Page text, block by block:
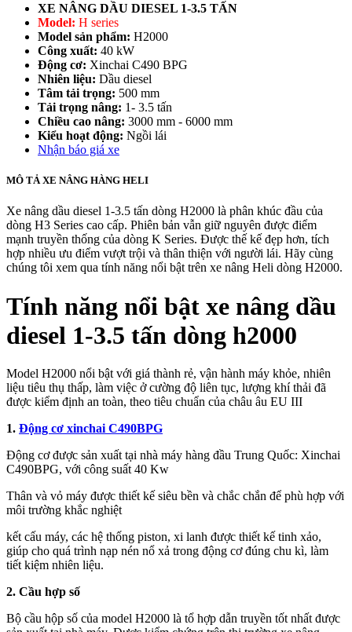
XE NÂNG DẦU DIESEL 1-3.5 TẤN
Model: H series
Model sản phẩm: H2000
Công xuất: 40 kW
Động cơ: Xinchai C490 BPG
Nhiên liệu: Dầu diesel
Tâm tải trọng: 500 mm
Tải trọng nâng: 1- 3.5 tấn
Chiều cao nâng: 3000 mm - 6000 mm
Kiểu hoạt động: Ngồi lái
Nhận báo giá xe
MÔ TẢ XE NÂNG HÀNG HELI
Xe nâng dầu diesel 1-3.5 tấn dòng H2000 là phân khúc đầu của
dòng H3 Series cao cấp. Phiên bản vẫn giữ nguyên được điểm
mạnh truyền thống của dòng K Series. Được thế kế đẹp hơn, tích
hợp nhiều ưu điểm vượt trội và thân thiện với người lái. Hãy cùng
chúng tôi xem qua tính năng nổi bật trên xe nâng Heli dòng H2000.
Tính năng nổi bật xe nâng dầu
diesel 1-3.5 tấn dòng h2000
Model H2000 nổi bật với giá thành rẻ, vận hành máy khỏe, nhiên
liệu tiêu thụ thấp, làm việc ở cường độ liên tục, lượng khí thải đã
được kiểm định an toàn, theo tiêu chuẩn của châu âu EU III
1. Động cơ xinchai C490BPG
Động cơ được sản xuất tại nhà máy hàng đầu Trung Quốc: Xinchai
C490BPG, với công suất 40 Kw
Thân và vỏ máy được thiết kế siêu bền và chắc chắn để phù hợp với
môi trường khắc nghiệt
kết cấu máy, các hệ thống piston, xi lanh được thiết kế tinh xảo,
giúp cho quá trình nạp nén nổ xả trong động cơ đúng chu kì, làm
tiết kiệm nhiên liệu.
2. Cầu hợp số
Bộ cầu hộp số của model H2000 là tổ hợp dẫn truyền tốt nhất được